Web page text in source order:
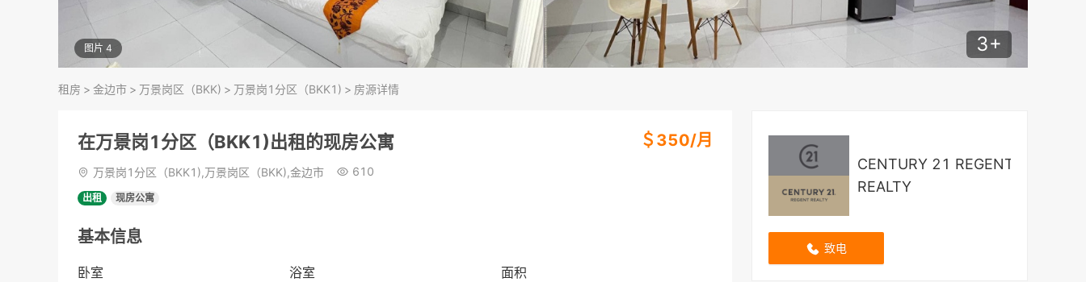
图片 4 3+
租房 > 金边市 > 万景岗区（BKK) > 万景岗1分区（BKK1) > 房源详情
CENTURY 21 REGENT
REALTY
致电
在万景岗1分区（BKK1)出租的现房公寓 ＄ 350/月
万景岗1分区（BKK1),万景岗区（BKK),金边市 610
出租 现房公寓
基本信息
卧室
浴室
面积